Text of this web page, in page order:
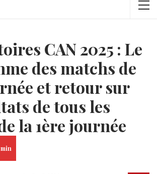
CAN 2025 : Le
des matchs de
et retour sur
de tous les
la 1ère journée